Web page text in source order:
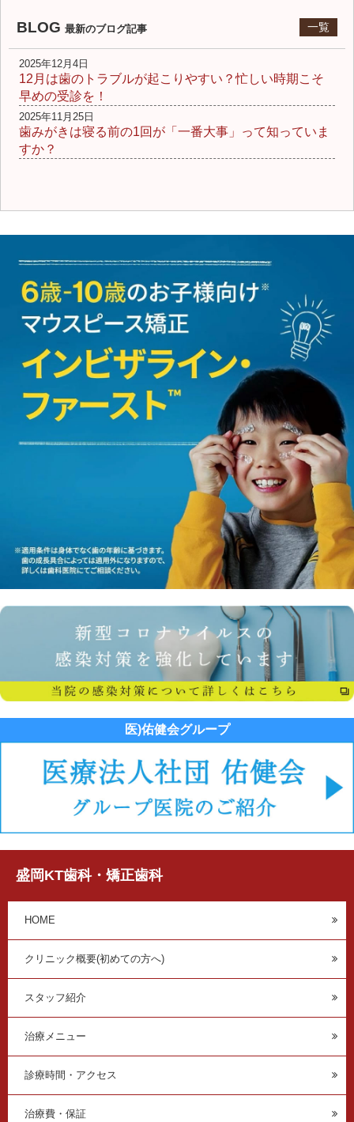
BLOG 最新のブログ記事 一覧
2025年12月4日
12月は歯のトラブルが起こりやすい？忙しい時期こそ
早めの受診を！
2025年11月25日
歯みがきは寝る前の1回が「一番大事」って知っていま
すか？
医)佑健会グループ
盛岡KT歯科・矯正歯科
HOME
クリニック概要(初めての方へ)
スタッフ紹介
治療メニュー
診療時間・アクセス
治療費・保証